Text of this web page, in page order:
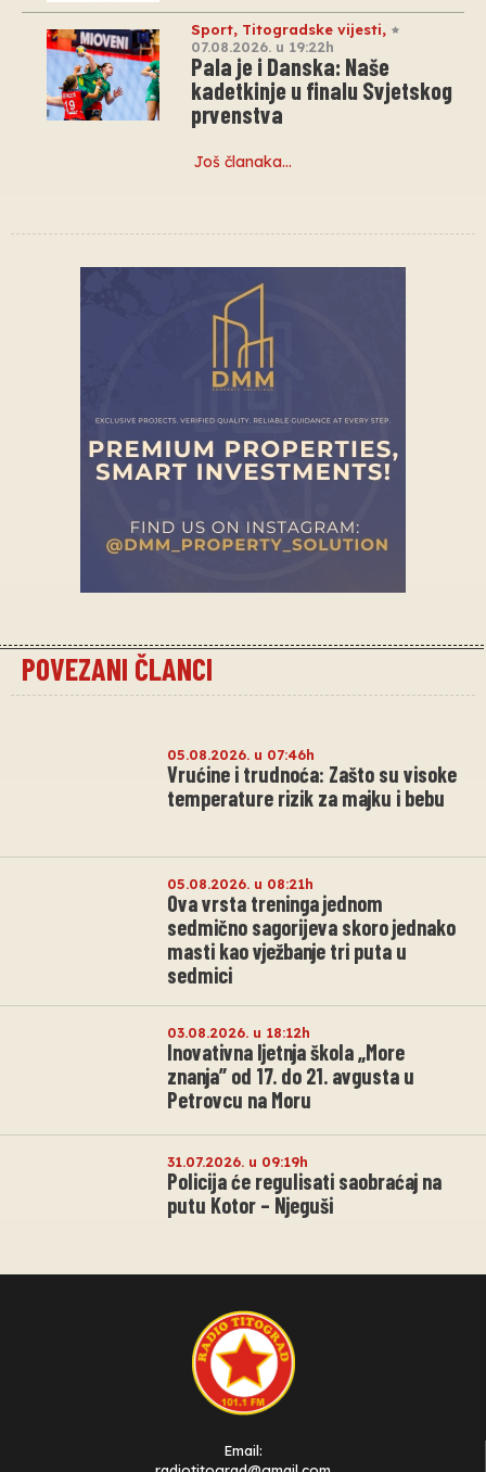
Sport, Titogradske vijesti,
07.08.2026. u 19:22h
Pala je i Danska: Naše
kadetkinje u finalu Svjetskog
prvenstva
Još članaka…
POVEZANI ČLANCI
05.08.2026. u 07:46h
Vrućine i trudnoća: Zašto su visoke
temperature rizik za majku i bebu
05.08.2026. u 08:21h
Ova vrsta treninga jednom
sedmično sagorijeva skoro jednako
masti kao vježbanje tri puta u
sedmici
03.08.2026. u 18:12h
Inovativna ljetnja škola „More
znanja” od 17. do 21. avgusta u
Petrovcu na Moru
31.07.2026. u 09:19h
Policija će regulisati saobraćaj na
putu Kotor – Njeguši
Email: